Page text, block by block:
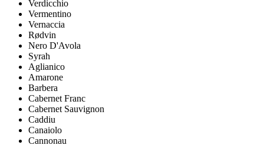
Verdicchio
Vermentino
Vernaccia
Rødvin
Nero D'Avola
Syrah
Aglianico
Amarone
Barbera
Cabernet Franc
Cabernet Sauvignon
Caddiu
Canaiolo
Cannonau